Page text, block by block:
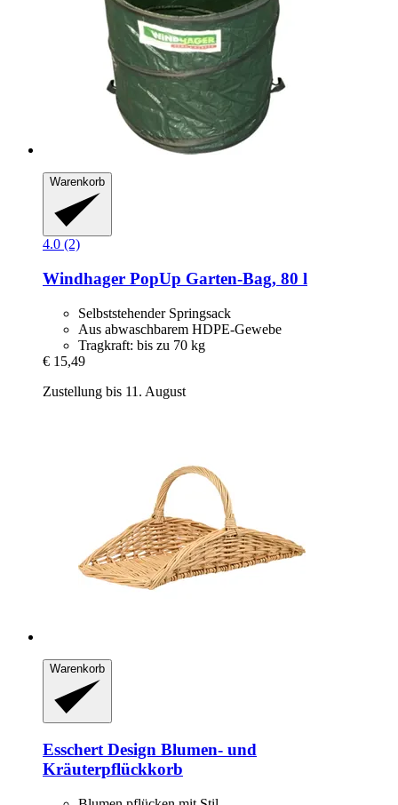
Warenkorb
4.0 (2)
Windhager PopUp Garten-​Bag, 80 l
Selbststehender Springsack
Aus abwaschbarem HDPE-Gewebe
Tragkraft: bis zu 70 kg
€ 15,49
Zustellung bis 11. August
Warenkorb
Esschert Design Blumen-​ und
Kräuterpflückkorb